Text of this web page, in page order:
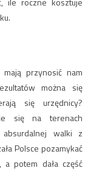
mają przynosić nam
można się
się urzędnicy?
się na terenach
walki z
Polsce pozamykać
potem dała część